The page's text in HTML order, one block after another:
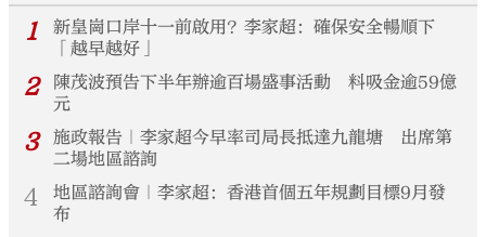
1
新皇崗口岸十一前啟用？李家超：確保安全暢順下
「越早越好」
2
陳茂波預告下半年辦逾百場盛事活動 料吸金逾59億
元
3
施政報告｜李家超今早率司局長抵達九龍塘 出席第
二場地區諮詢
4
地區諮詢會｜李家超：香港首個五年規劃目標9月發
布